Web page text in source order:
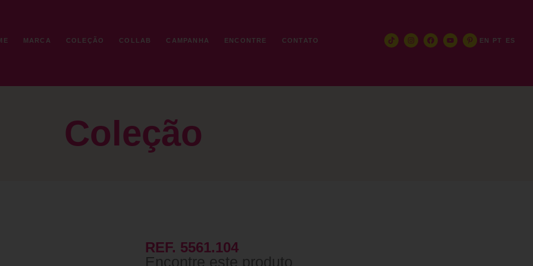
MARCA COLEÇÃO COLLAB CAMPANHA ENCONTRE CONTATO EN PT ES
Coleção
REF. 5561.104
Encontre este produto